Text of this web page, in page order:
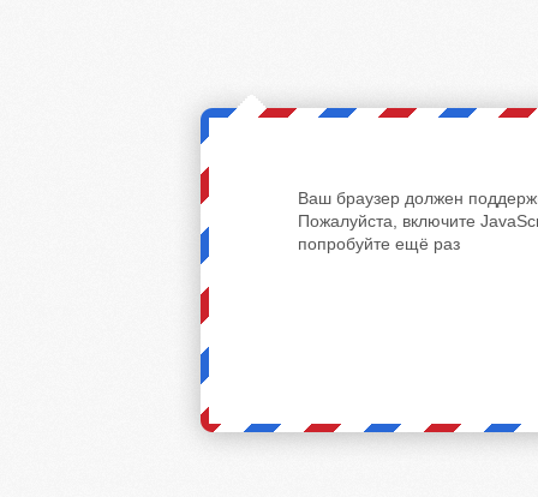
Ваш браузер должен
Пожалуйста, включите
попробуйте ещё раз